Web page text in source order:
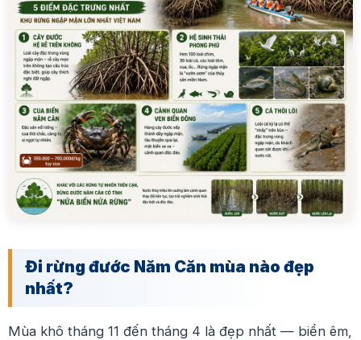
Đi rừng đước Năm Căn mùa nào đẹp
nhất?
Mùa khô tháng 11 đến tháng 4 là đẹp nhất — biển êm,